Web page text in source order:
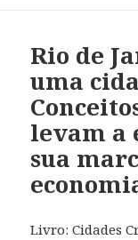
Rio de
uma
levam a
sua
Livro: Cidades